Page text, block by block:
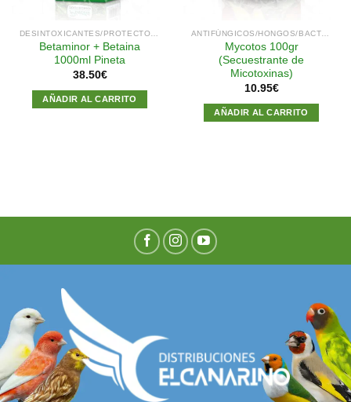
Betaminor + Betaina
1000ml Pineta
38.50€
AÑADIR AL CARRITO
Mycotos 100gr
(Secuestrante de
Micotoxinas)
10.95€
AÑADIR AL CARRITO